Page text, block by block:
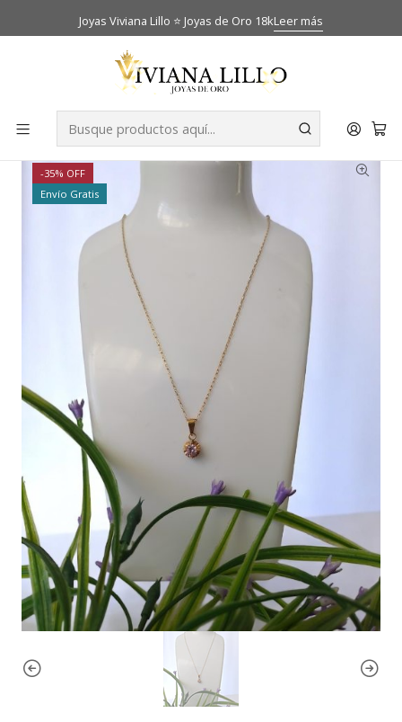
Joyas Viviana Lillo ⭐ Joyas de Oro 18kLeer más
Inicio
Cadena limada 50 cm y colgante Chaton con Rosa de
Francia Oro 18k
-35% OFF
Envío Gratis